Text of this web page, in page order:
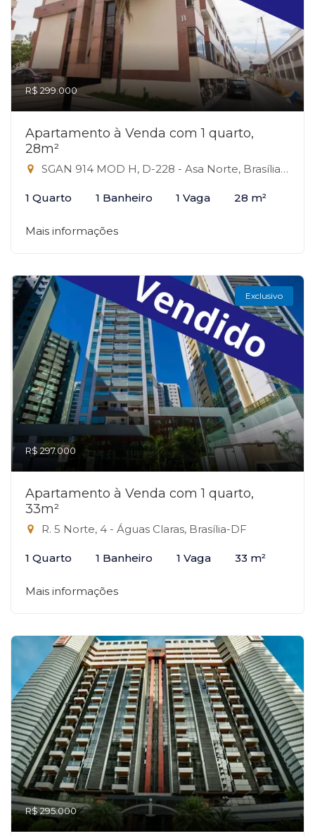
R$ 299.000
Apartamento à Venda com 1 quarto,
28m²
SGAN 914 MOD H, D-228 - Asa Norte, Brasília-DF
1 Quarto 1 Banheiro 1 Vaga 28 m²
Mais informações
Exclusivo
R$ 297.000
Apartamento à Venda com 1 quarto,
33m²
R. 5 Norte, 4 - Águas Claras, Brasília-DF
1 Quarto 1 Banheiro 1 Vaga 33 m²
Mais informações
R$ 295.000